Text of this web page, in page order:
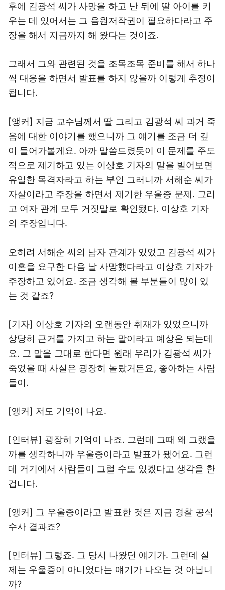
후에 김광석 씨가 사망을 하고 난 뒤에 딸 아이를 키
우는 데 있어서는 그 음원저작권이 필요하다라고 주
장을 해서 지금까지 해 왔다는 것이죠.
그래서 그와 관련된 것을 조목조목 준비를 해서 하나
씩 대응을 하면서 발표를 하지 않을까 이렇게 추정이
됩니다.
[앵커] 지금 교수님께서 딸 그리고 김광석 씨 과거 죽
음에 대한 이야기를 했으니까 그 얘기를 조금 더 깊
이 들어가볼게요. 아까 말씀드렸듯이 이 문제를 주도
적으로 제기하고 있는 이상호 기자의 말을 빌어보면
유일한 목격자라고 하는 부인 그러니까 서해순 씨가
자살이라고 주장을 하면서 제기한 우울증 문제. 그리
고 여자 관계 모두 거짓말로 확인됐다. 이상호 기자
의 주장입니다.
오히려 서해순 씨의 남자 관계가 있었고 김광석 씨가
이혼을 요구한 다음 날 사망했다라고 이상호 기자가
주장하고 있어요. 조금 생각해 볼 부분들이 많이 있
는 것 같죠?
[기자] 이상호 기자의 오랜동안 취재가 있었으니까
상당히 근거를 가지고 하는 말이라고 예상은 되는데
요. 그 말을 그대로 한다면 원래 우리가 김광석 씨가
죽었을 때 사실은 굉장히 놀랐거든요, 좋아하는 사람
들이.
[앵커] 저도 기억이 나요.
[인터뷰] 굉장히 기억이 나죠. 그런데 그때 왜 그랬을
까를 생각하니까 우울증이라고 발표가 됐어요. 그런
데 거기에서 사람들이 그럴 수도 있겠다고 생각을 한
겁니다.
[앵커] 그 우울증이라고 발표한 것은 지금 경찰 공식
수사 결과죠?
[인터뷰] 그렇죠. 그 당시 나왔던 얘기가. 그런데 실
제는 우울증이 아니었다는 얘기가 나오는 것 아닙니
까?